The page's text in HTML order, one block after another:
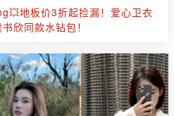
地板价3折起捡漏！爱心卫衣
欣同款水钻包！